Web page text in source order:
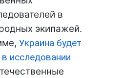
в
экипажей.
Украина будет
исследовании